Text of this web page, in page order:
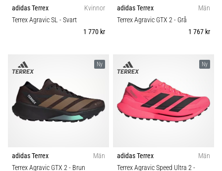
Hur
utförs
används
6. 8. 2026
Orsaker,
behandling
Carbon
adidas Terrex
Kvinnor
Terrex Agravic SL - Svart
1 770 kr
adidas Terrex
Män
Terrex Agravic GTX 2- Grå
1 767 kr
Ny
adidas Terrex
Män
Terrex Agravic GTX 2- Brun
Ny
adidas Terrex
Män
Terrex Agravic Speed Ultra 2-